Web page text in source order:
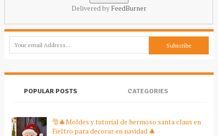
Delivered by FeedBurner
POPULAR POSTS CATEGORIES
🎅🎄Moldes y tutorial de hermoso santa claus en
Fieltro para decorar en navidad 🎄